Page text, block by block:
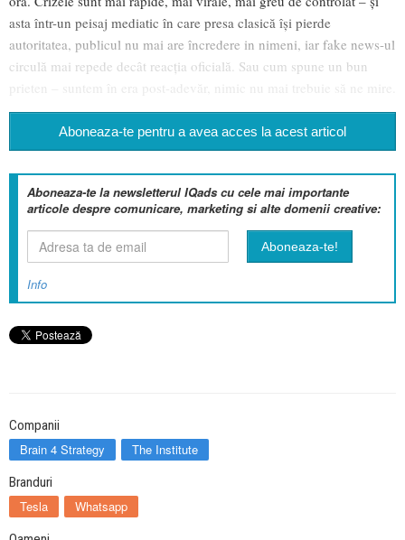
asta într-un peisaj mediatic în care presa clasică își pierde
autoritatea, publicul nu mai are încredere in nimeni, iar fake news-ul
circulă mai repede decât reacția oficială. Sau cum spune un bun
prieten – suntem în era post-adevăr, nimic nu mai trebuie să ne mire.
Aboneaza-te pentru a avea acces la acest articol
Aboneaza-te la newsletterul IQads cu cele mai importante
articole despre comunicare, marketing si alte domenii creative:
Info
Companii
Brain 4 Strategy The Institute
Branduri
Tesla Whatsapp